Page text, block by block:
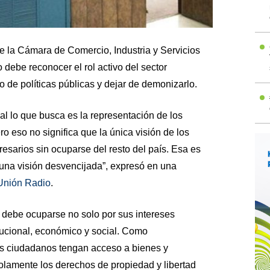
la Cámara de Comercio, Industria y Servicios
reconocer el rol activo del sector
de políticas públicas y dejar de demonizarlo.
lo que busca es la representación de los
eso no significa que la única visión de los
sin ocuparse del resto del país. Esa es
visión desvencijada”, expresó en una
Radio.
ocuparse no solo por sus intereses
económico y social. Como
ciudadanos tengan acceso a bienes y
los derechos de propiedad y libertad